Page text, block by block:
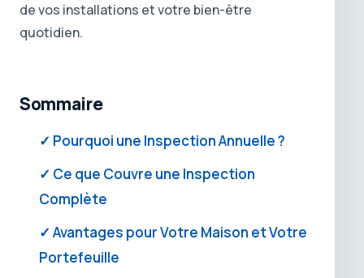
de vos installations et votre bien-être
quotidien.
Sommaire
✓ Pourquoi une Inspection Annuelle ?
✓ Ce que Couvre une Inspection
Complète
✓ Avantages pour Votre Maison et Votre
Portefeuille